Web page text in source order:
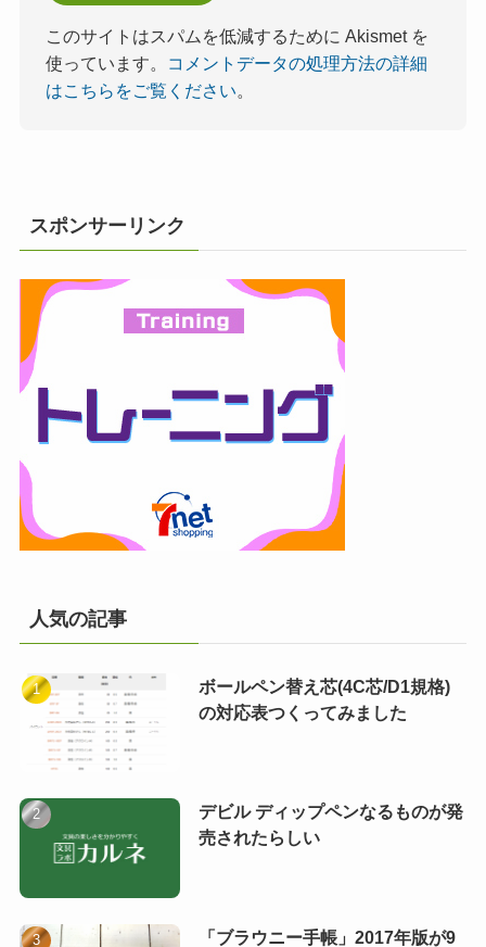
このサイトはスパムを低減するために Akismet を
使っています。
コメントデータの処理方法の詳細
はこちらをご覧ください。
スポンサーリンク
人気の記事
ボールペン替え芯(4C芯/D1規格)
の対応表つくってみました
デビル ディップペンなるものが発
売されたらしい
「ブラウニー手帳」2017年版が9